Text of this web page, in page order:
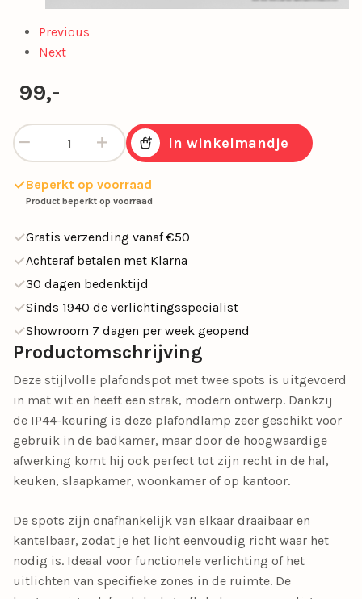
Previous
Next
99,-
Plafondspot Rain 2L wit balk IP44 aantal
In winkelmandje
Beperkt op voorraad
Product beperkt op voorraad
Gratis verzending vanaf €50
Achteraf betalen met Klarna
30 dagen bedenktijd
Sinds 1940 de verlichtingsspecialist
Showroom 7 dagen per week geopend
Productomschrijving
Deze stijlvolle plafondspot met twee spots is uitgevoerd
in mat wit en heeft een strak, modern ontwerp. Dankzij
de IP44-keuring is deze plafondlamp zeer geschikt voor
gebruik in de badkamer, maar door de hoogwaardige
afwerking komt hij ook perfect tot zijn recht in de hal,
keuken, slaapkamer, woonkamer of op kantoor.
De spots zijn onafhankelijk van elkaar draaibaar en
kantelbaar, zodat je het licht eenvoudig richt waar het
nodig is. Ideaal voor functionele verlichting of het
uitlichten van specifieke zones in de ruimte. De